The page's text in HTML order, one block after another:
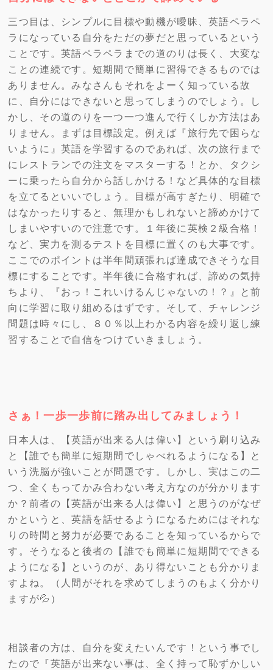
三つ目は、シンプルに目標や動機が曖昧、英語ペラペ
ラになっている自分をただの夢だと思っているという
ことです。英語ペラペラまでの道のりは長く、大変な
ことの連続です。短期間で簡単に習得できるものでは
ありません。みなさんもそれをよーく知っている故
に、自分にはできないと思ってしまうのでしょう。し
かし、その道のりを一つ一つ進んで行くしか方法はあ
りません。まずは目標設定。例えば『旅行先で困らな
いように』英語を学習するのであれば、次の旅行まで
にレストランでの注文をマスターする！とか、タクシ
ーに乗ったら自分から話しかける！など具体的な目標
を立てるといいでしょう。目標が高すぎたり、明確で
はなかったりすると、無理かもしれないと諦めかけて
しまいやすいので注意です。１年後に英検２級合格！
など、実力を測るテストを目標に置くのも大事です。
ここでのポイントは半年間頑張れば達成できそうな目
標にすることです。半年後に合格すれば、諦めの気持
ちより、『おっ！これいけるんじゃないの！？』と前
向に学習に取り組めるはずです。そして、チャレンジ
問題は時々にし、８０％以上わかる内容を繰り返し練
習することで自信をつけていきましょう。
さぁ！一歩一歩前に踏み出してみましょう！
日本人は、【英語が出来る人は偉い】という刷り込み
と【誰でも簡単に短期間でしゃべれるようになる】と
いう洗脳が強いことが問題です。しかし、実はこの二
つ、全くもってかみ合わない考え方なのが分かります
か？前者の【英語が出来る人は偉い】と思うのがなぜ
かというと、英語を話せるようになるためにはそれな
りの時間と努力が必要であることを知っているからで
す。そうなると後者の【誰でも簡単に短期間でできる
ようになる】というのが、あり得ないことも分かりま
すよね。（人間がそれを求めてしまうのもよく分かり
ますが💦）
相談者の方は、自分を変えたいんです！という事でし
たので『英語が出来ない事は、全く持って恥ずかしい